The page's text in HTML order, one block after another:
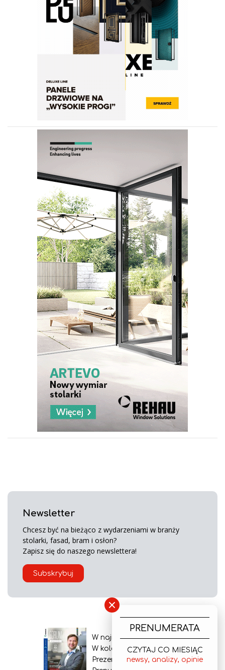
Newsletter
Chcesz być na bieżąco z wydarzeniami w branży
stolarki, fasad, bram i osłon?
Zapisz się do naszego newslettera!
Subskrybuj
W najnowszym wydaniu
W kolejnym numerze
Prezentacja gazety
×
PRENUMERATA
CZYTAJ CO MIESIĄC
newsy, analizy, opinie